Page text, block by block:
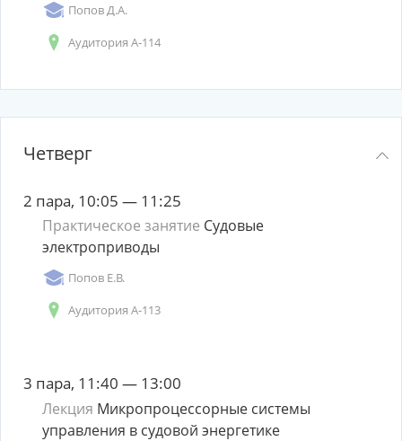
Попов Д.А.
Аудитория А-114
Четверг
2 пара, 10:05 — 11:25
Практическое занятие Судовые
электроприводы
Попов Е.В.
Аудитория А-113
3 пара, 11:40 — 13:00
Лекция Микропроцессорные системы
управления в судовой энергетике